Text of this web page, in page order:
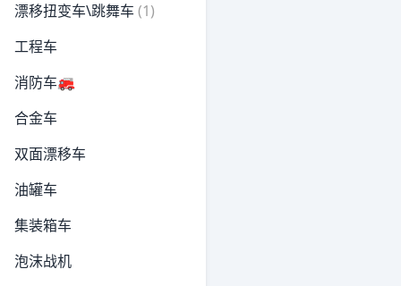
漂移扭变车\跳舞车 (1)
工程车
消防车🚒
合金车
双面漂移车
油罐车
集装箱车
泡沫战机